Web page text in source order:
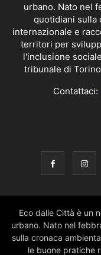
urbano. Nato nel
quotidiani sulla
internazionale e
territori per
l'inclusione
tribunale di
Contattaci:
Eco dalle Città è un
urbano. Nato nel
sulla cronaca
le buone pratiche